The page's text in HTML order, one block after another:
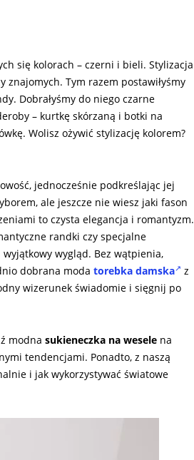
się kolorach – czerni i bieli. Stylizacja
Tym razem postawiłyśmy
Dobrałyśmy do niego czarne
– kurtkę skórzaną i botki na
Wolisz ożywić stylizację kolorem?
jednocześnie podkreślając jej
ale jeszcze nie wiesz jaki fason
to czysta elegancja i romantyzm.
randki czy specjalne
wygląd. Bez wątpienia,
dobrana moda torebka damska
z
wizerunek świadomie i sięgnij po
modna sukieneczka na wesele na
tendencjami. Ponadto, z naszą
i jak wykorzystywać światowe